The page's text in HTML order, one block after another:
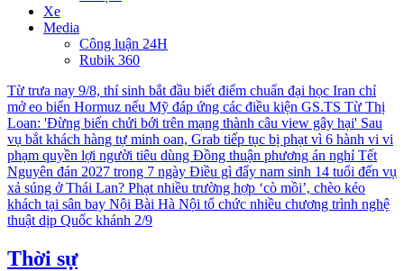
Xe
Media
Công luận 24H
Rubik 360
Từ trưa nay 9/8, thí sinh bắt đầu biết điểm chuẩn đại học Iran chỉ
mở eo biển Hormuz nếu Mỹ đáp ứng các điều kiện GS.TS Từ Thị
Loan: 'Đừng biến chửi bới trên mạng thành câu view gây hại' Sau
vụ bắt khách hàng tự minh oan, Grab tiếp tục bị phạt vì 6 hành vi vi
phạm quyền lợi người tiêu dùng Đồng thuận phương án nghỉ Tết
Nguyên đán 2027 trong 7 ngày Điều gì đẩy nam sinh 14 tuổi đến vụ
xả súng ở Thái Lan? Phạt nhiều trường hợp ‘cò mồi’, chèo kéo
khách tại sân bay Nội Bài Hà Nội tổ chức nhiều chương trình nghệ
thuật dịp Quốc khánh 2/9
Thời sự